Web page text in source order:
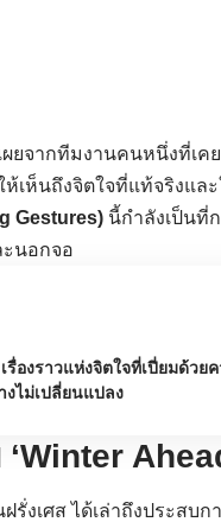
ผยจากทีมงานคนหนึ่งที่เค
เห็นถึงจิตใจที่แท้จริงแล
Gestures) นี้กำลังเป็นที่
ะนอกจอ
เรื่องราวแห่งจิตใจที่เปี่ยมด้วย
งไม่เปลี่ยนแปลง
รั่งเศส ได้เล่าถึงประสบ